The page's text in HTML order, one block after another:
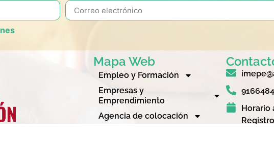
Mapa Web
Empleo y Formación
Empresas y
Emprendimiento
Agencia de colocación